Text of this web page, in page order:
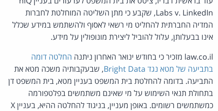
Labs v. LinkedIn, שקבע כי מתן השליטה המוחלטת לחברות
המדיה החברתית להחליט מי רשאי לאסוף ולהשתמש במידע שכלל
אינו בבעלותן, עלול להוביל ליצירת מונופולין על מידע.
law.co.il מזכיר כי בחודש ינואר האחרון ניתנה
החלטה דומה
בתביעה של מטא נגד Bright Data
, שבעקבותיה משכה מטא את
התביעה. בדומה להחלטת בית המשפט בעניין מטא, בית המשפט דן
בתחולת תנאי השימוש על מי שאינם משתמשים בפלטפורמה
כמשתמשים רשומים. באופן מעניין, בניגוד להחלטה ההיא, בעניין X